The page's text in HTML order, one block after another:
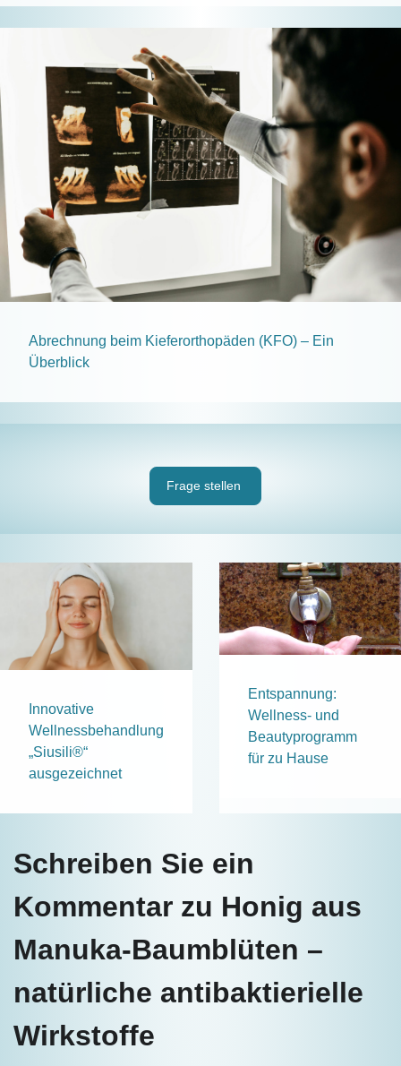
Abrechnung beim Kieferorthopäden (KFO) – Ein
Überblick
Frage stellen
Innovative
Wellnessbehandlung
„Siusili®“
ausgezeichnet
Entspannung:
Wellness- und
Beautyprogramm
für zu Hause
Schreiben Sie ein
Kommentar zu Honig aus
Manuka-Baumblüten –
natürliche antibaktierielle
Wirkstoffe